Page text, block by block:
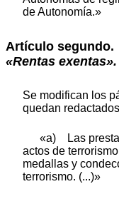
de Autonomía.»
Artículo segundo.
«Rentas exentas».
Se modifican los
quedan
«a) Las
actos de
medallas y
terrorismo. (...)»